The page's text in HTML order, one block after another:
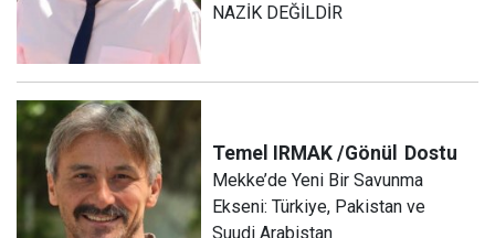
NAZİK DEĞİLDİR
Temel IRMAK /Gönül Dostu
Mekke’de Yeni Bir Savunma
Ekseni: Türkiye, Pakistan ve
Suudi Arabistan